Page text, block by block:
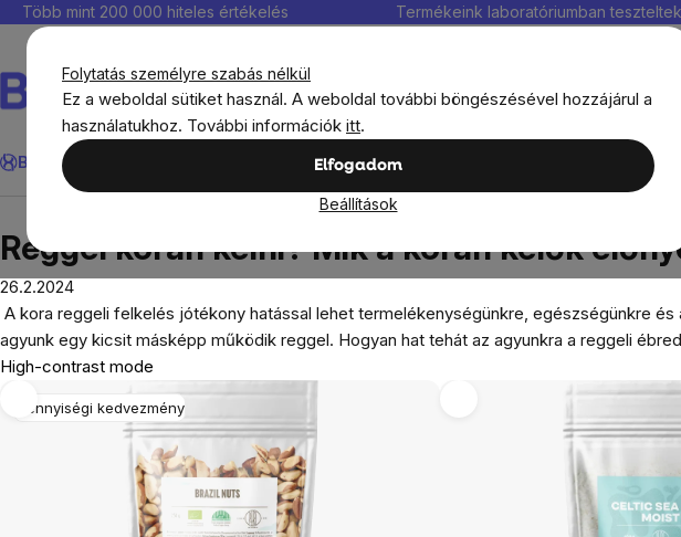
Folytatás személyre szabás nélkül
Ez a weboldal sütiket használ. A weboldal további böngészésével hozzájárul a
használatukhoz. További információk itt.
Elfogadom
Beállítások
Ugrás
tartalomhoz
Több mint 200 000 hiteles értékelés Termékeink laboratóriumban teszteltek
Keresés
BrainMax® KedvezményekÉtrendkiegészítők
Reggel korán kelni? Mik a korán kelők előnyei és buktatói?
Reggel korán kelni? Mik a korán kelők
26.2.2024
A kora reggeli felkelés jótékony hatással lehet termelékenységünkre, egészségünkre
agyunk egy kicsit másképp működik reggel. Hogyan hat tehát az agyunkra a reggeli
High-contrast mode
Mennyiségi kedvezmény